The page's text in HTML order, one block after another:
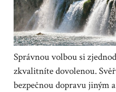
Správnou volbou si
zkvalitníte dovolenou.
bezpečnou dopravu jiným